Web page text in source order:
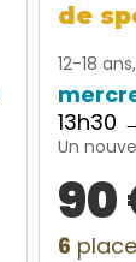
de
12-18
13h30
Un
90
6